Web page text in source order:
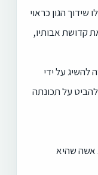
שידוך הגון כראוי
קדושת אבותיו,
להשיג על ידי
על תכונתה
אשה שהיא